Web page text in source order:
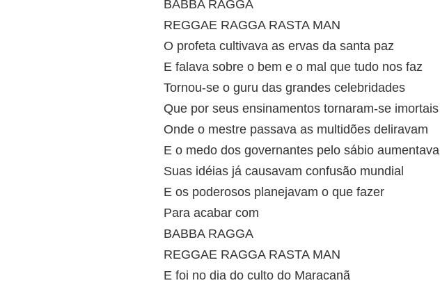
BABBA RAGGA
REGGAE RAGGA RASTA MAN
O profeta cultivava as ervas da santa paz
E falava sobre o bem e o mal que tudo nos faz
Tornou-se o guru das grandes celebridades
Que por seus ensinamentos tornaram-se imortais
Onde o mestre passava as multidões deliravam
E o medo dos governantes pelo sábio aumentava
Suas idéias já causavam confusão mundial
E os poderosos planejavam o que fazer
Para acabar com
BABBA RAGGA
REGGAE RAGGA RASTA MAN
E foi no dia do culto do Maracanã